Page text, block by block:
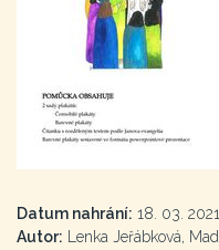
Datum nahrání: 18. 03. 2021
Autor: Lenka Jeřábková,